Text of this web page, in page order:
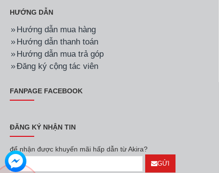
HƯỚNG DẪN
Hướng dẫn mua hàng
Hướng dẫn thanh toán
Hướng dẫn mua trả góp
Đăng ký cộng tác viên
FANPAGE FACEBOOK
ĐĂNG KÝ NHẬN TIN
để nhận được khuyến mãi hấp dẫn từ Akira?
GỬI